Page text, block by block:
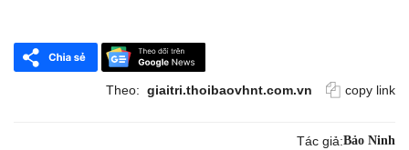
Theo: giaitri.thoibaovhnt.com.vn copy link
Tác giả:Bảo Ninh